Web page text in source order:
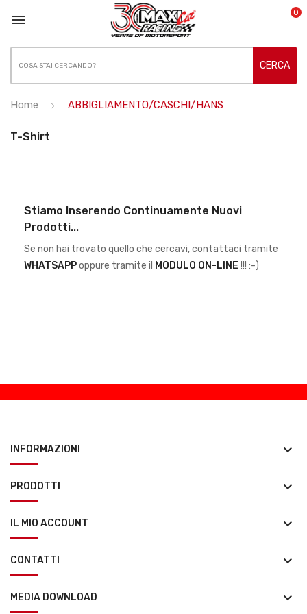
 0
CERCA
Home ABBIGLIAMENTO/CASCHI/HANS
T-Shirt
Stiamo Inserendo Continuamente Nuovi
Prodotti...
Se non hai trovato quello che cercavi, contattaci tramite
WHATSAPPoppure tramite il MODULO ON-LINE !!! :-)
INFORMAZIONI keyboard_arrow_down
PRODOTTI keyboard_arrow_down
IL MIO ACCOUNT keyboard_arrow_down
CONTATTI keyboard_arrow_down
MEDIA DOWNLOAD keyboard_arrow_down